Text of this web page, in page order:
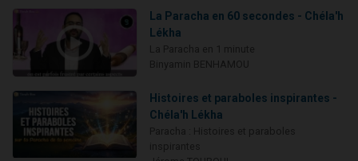
La Paracha en 60 secondes - Chéla'h
Lékha
Histoires et paraboles inspirantes -
Chéla'h Lékha